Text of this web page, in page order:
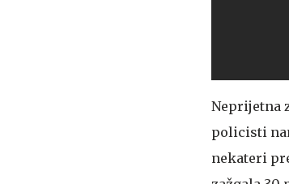
Neprijetna
policisti
nekateri